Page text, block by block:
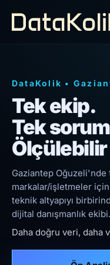
DataKolik •
Tek ekip.
Tek
Gaziantep
markalar/işletmeler
teknik altyapıyı
dijital danışmanlık ekibi.
Daha doğru veri, daha